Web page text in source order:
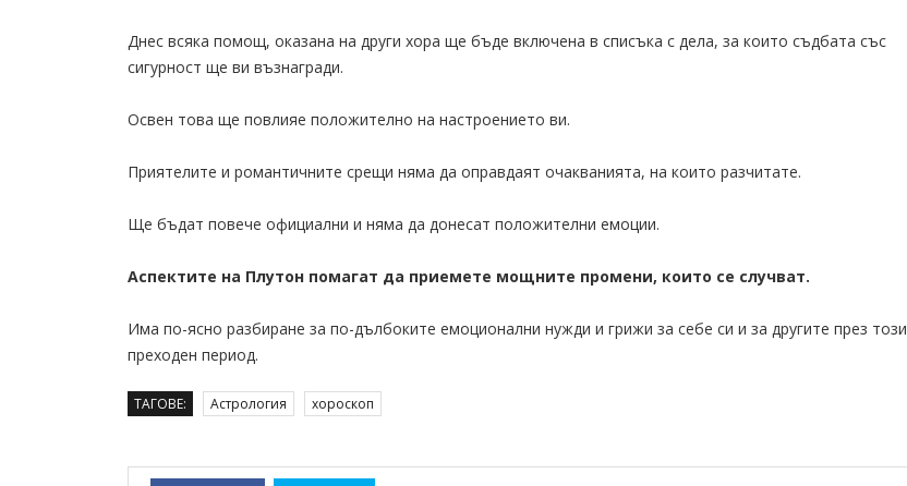
Днес всяка помощ, оказана на други хора ще бъде включена в списъка с дела, за които съдбата със
сигурност ще ви възнагради.
Освен това ще повлияе положително на настроението ви.
Приятелите и романтичните срещи няма да оправдаят очакванията, на които разчитате.
Ще бъдат повече официални и няма да донесат положителни емоции.
Аспектите на Плутон помагат да приемете мощните промени, които се случват.
Има по-ясно разбиране за по-дълбоките емоционални нужди и грижи за себе си и за другите през този
преходен период.
ТАГОВЕ: Астрология хороскоп